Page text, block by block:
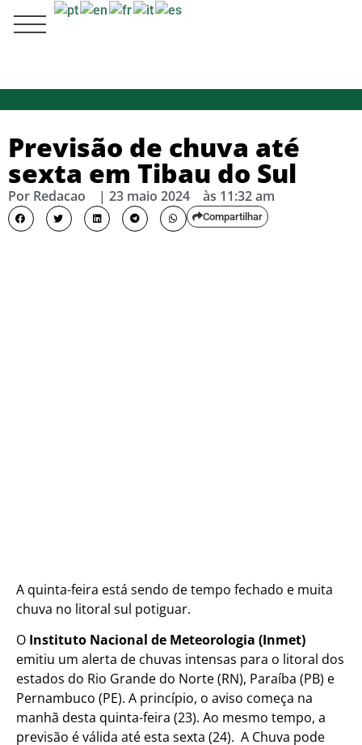
Previsão de chuva até
sexta em Tibau do Sul
Por Redacao | 23 maio 2024 às 11:32 am
Compartilhar
A quinta-feira está sendo de tempo fechado e muita
chuva no litoral sul potiguar.
O Instituto Nacional de Meteorologia (Inmet)
emitiu um alerta de chuvas intensas para o litoral dos
estados do Rio Grande do Norte (RN), Paraíba (PB) e
Pernambuco (PE). A princípio, o aviso começa na
manhã desta quinta-feira (23). Ao mesmo tempo, a
previsão é válida até esta sexta (24). A Chuva pode